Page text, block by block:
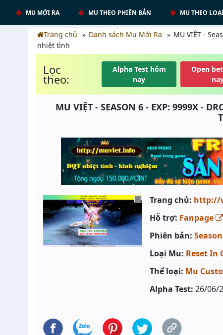
MU MỚI RA MU THEO PHIÊN BẢN MU THEO
Trang chủ Danh sách Mu Mới Ra
MU VIỆT -
nhiệt tình
Lọc
theo:
Alpha Test hôm
nay
Open
MU VIỆT - SEASON 6 - EXP: 9999X -
Trang chủ: http://
Hỗ trợ: Fanpage
Phiên bản:
Loại Mu: Reset In
Thể loại: Mu
Alpha Test: 26/06/